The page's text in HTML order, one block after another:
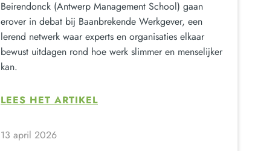
Beirendonck (Antwerp Management School) gaan
erover in debat bij Baanbrekende Werkgever, een
lerend netwerk waar experts en organisaties elkaar
bewust uitdagen rond hoe werk slimmer en menselijker
kan.
LEES HET ARTIKEL
13 april 2026